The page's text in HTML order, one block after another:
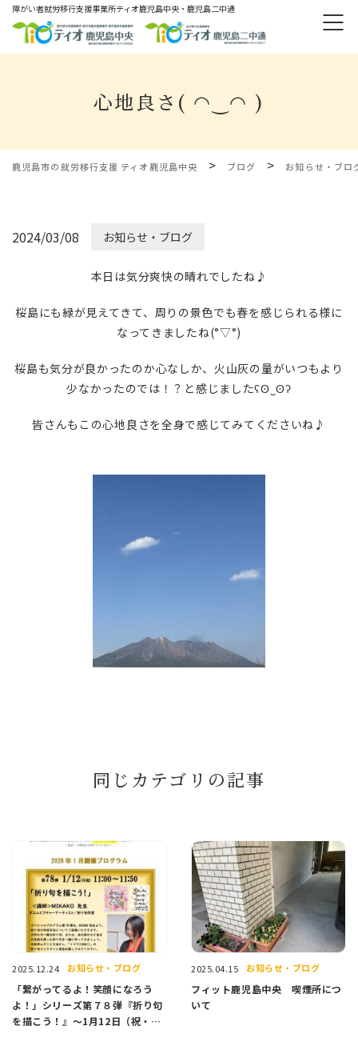
障がい者就労移⾏⽀援事業所ティオ⿅児島中央・鹿児島二中通
心地良さ( ◠‿◠ )
鹿児島市の就労移行支援 ティオ鹿児島中央 > ブログ > お知らせ・ブロ
2024/03/08 お知らせ・ブログ
本日は気分爽快の晴れでしたね♪
桜島にも緑が見えてきて、周りの景色でも春を感じられる様に
なってきましたね(°▽°)
桜島も気分が良かったのか心なしか、火山灰の量がいつもより
少なかったのでは！？と感じましたʕʘ‿ʘʔ
皆さんもこの心地良さを全身で感じてみてくださいね♪
同じカテゴリの記事
2025.12.24 お知らせ・ブログ
「繋がってるよ！笑顔になろう
よ！」シリーズ第７８弾『折り句
を描こう！』～1月12日（祝・
2025.04.15 お知らせ・ブログ
フィット鹿児島中央 喫煙所につ
いて